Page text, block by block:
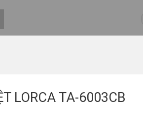
LORCA TA-6003CB